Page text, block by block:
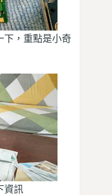
下，重點是小奇
資訊